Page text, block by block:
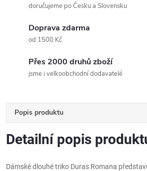
doručujeme po Česku a Slovensku
Doprava zdarma
od 1500 Kč
Přes 2000 druhů zboží
jsme i velkoobchodní dodavatelé
Popis produktu
Detailní popis
Dámské dlouhé triko Duras Romana